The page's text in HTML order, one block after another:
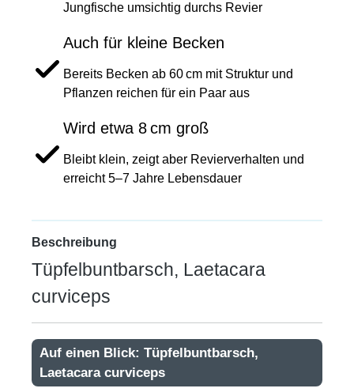
Jungfische umsichtig durchs Revier
Auch für kleine Becken
Bereits Becken ab 60 cm mit Struktur und
Pflanzen reichen für ein Paar aus
Wird etwa 8 cm groß
Bleibt klein, zeigt aber Revierverhalten und
erreicht 5–7 Jahre Lebensdauer
Beschreibung
Tüpfelbuntbarsch, Laetacara
curviceps
Auf einen Blick: Tüpfelbuntbarsch,
Laetacara curviceps